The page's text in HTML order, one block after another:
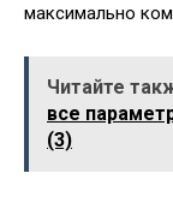
максимально
Читайте
все
(3)